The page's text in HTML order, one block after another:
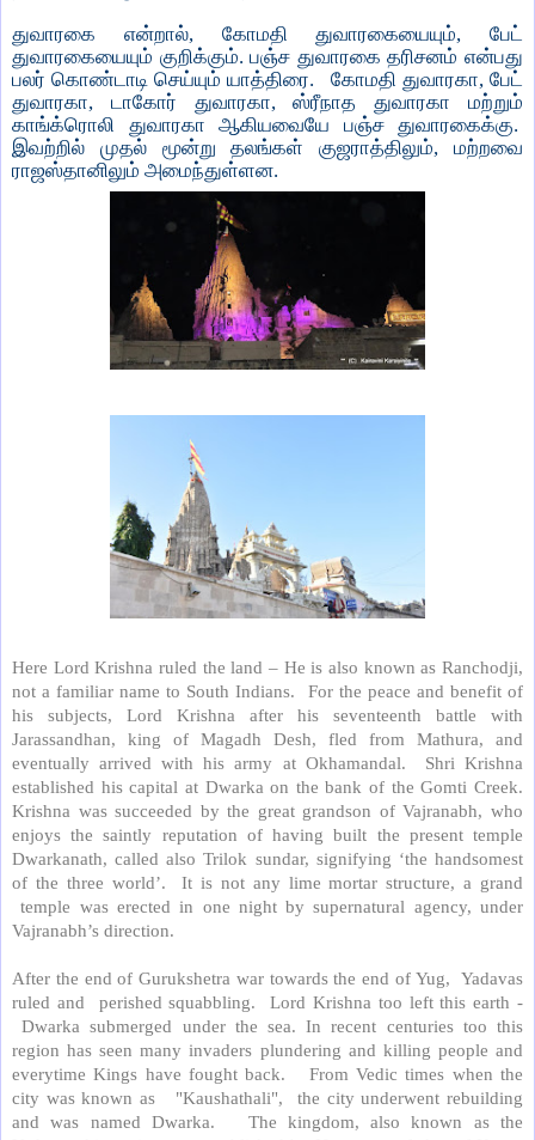
துவாரகை என்றால், கோமதி துவாரகையையும், பேட்
துவாரகையையும் குறிக்கும். பஞ்ச துவாரகை தரிசனம் என்பது
பலர் கொண்டாடி செய்யும் யாத்திரை.
கோமதி துவாரகா, பேட்
துவாரகா, டாகோர் துவாரகா, ஸ்ரீநாத துவாரகா மற்றும்
காங்க்ரொலி துவாரகா ஆகியவையே பஞ்ச துவாரகைக்கு.
இவற்றில் முதல் மூன்று தலங்கள் குஜராத்திலும், மற்றவை
ராஜஸ்தானிலும் அமைந்துள்ளன.
Here Lord Krishna ruled the land – He is also known as Ranchodji,
not a familiar name to South Indians.
For the peace and benefit of
his subjects, Lord Krishna after his seventeenth battle with
Jarassandhan, king of Magadh Desh, fled from Mathura, and
eventually arrived with his army at Okhamandal.
Shri Krishna
established his capital at Dwarka on the bank of the Gomti Creek.
Krishna was succeeded by the great grandson of Vajranabh, who
enjoys the saintly reputation of having built the present temple
Dwarkanath, called also Trilok sundar, signifying ‘the handsomest
of the three world’.
It is not any lime mortar structure, a grand
temple was erected in one night by supernatural agency, under
Vajranabh’s direction.
After the end of Gurukshetra war towards the end of Yug, Yadavas
ruled and
perished squabbling.
Lord Krishna too left this earth -
Dwarka submerged under the sea. In recent centuries too this
region has seen many invaders plundering and killing people and
everytime Kings have fought back.
From Vedic times when the
city was known as
"Kaushathali",
the city underwent rebuilding
and was named Dwarka.
The kingdom, also known as the